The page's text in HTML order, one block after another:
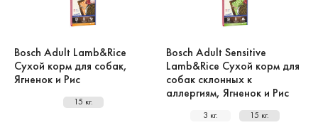
Bosch Adult Lamb&Rice
Сухой корм для собак,
Ягненок и Рис
15 кг.
Bosch Adult Sensitive
Lamb&Rice Сухой корм для
собак склонных к
аллергиям, Ягненок и Рис
3 кг. 15 кг.